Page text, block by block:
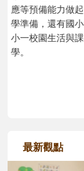
次「前所未有
大。從給予安
主、角色認同
最新觀點